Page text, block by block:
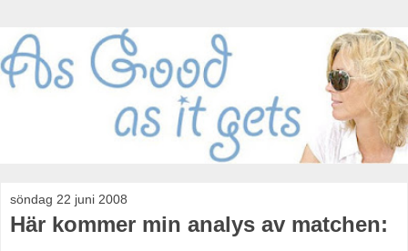
söndag 22 juni 2008
Här kommer min analys av matchen: